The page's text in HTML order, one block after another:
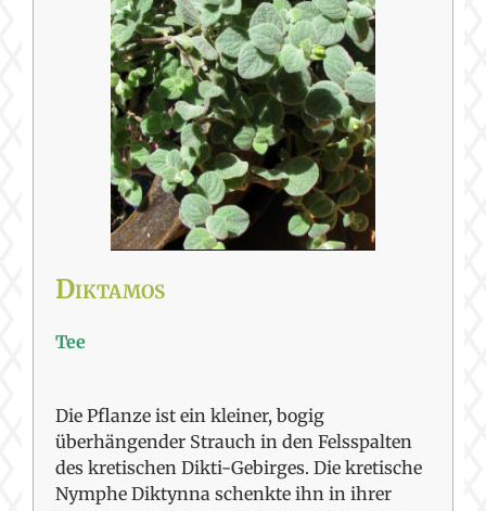
Diktamos
Tee
Die Pflanze ist ein kleiner, bogig
überhängender Strauch in den Felsspalten
des kretischen Dikti-Gebirges. Die kretische
Nymphe Diktynna schenkte ihn in ihrer